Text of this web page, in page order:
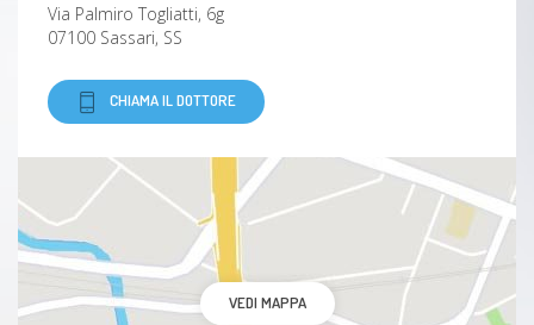
Occhio secco
Blefarocalasi
Via Palmiro Togliatti, 6g
07100 Sassari, SS
CHIAMA IL DOTTORE
VEDI MAPPA